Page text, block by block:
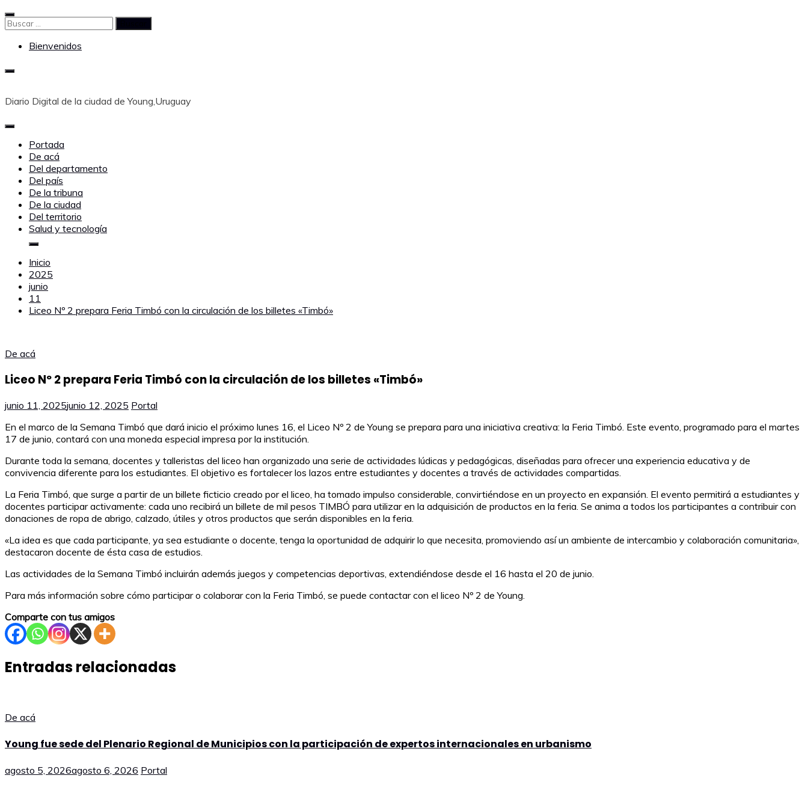
Saltar
al
Buscar:
Bienvenidos
Diario Digital de la ciudad de Young,Uruguay
Portada
De acá
Del departamento
Del país
De la tribuna
De la ciudad
Del territorio
Salud y tecnología
Inicio
2025
junio
11
Liceo Nº 2 prepara Feria Timbó con la circulación de los billetes «Timbó»
De acá
Liceo Nº 2 prepara Feria Timbó con la circulación de los billetes «Timbó»
junio 11, 2025junio 12, 2025 Portal
En el marco de la Semana Timbó que dará inicio el próximo lunes 16, el Liceo Nº 2 de Young se prepara para una iniciativa creativa: la Feria Timbó. Este evento, programado para el martes
17 de junio, contará con una moneda especial impresa por la institución.
Durante toda la semana, docentes y talleristas del liceo han organizado una serie de actividades lúdicas y pedagógicas, diseñadas para ofrecer una experiencia educativa y de
convivencia diferente para los estudiantes. El objetivo es fortalecer los lazos entre estudiantes y docentes a través de actividades compartidas.
La Feria Timbó, que surge a partir de un billete ficticio creado por el liceo, ha tomado impulso considerable, convirtiéndose en un proyecto en expansión. El evento permitirá a estudiantes y
docentes participar activamente: cada uno recibirá un billete de mil pesos TIMBÓ para utilizar en la adquisición de productos en la feria. Se anima a todos los participantes a contribuir con
donaciones de ropa de abrigo, calzado, útiles y otros productos que serán disponibles en la feria.
«La idea es que cada participante, ya sea estudiante o docente, tenga la oportunidad de adquirir lo que necesita, promoviendo así un ambiente de intercambio y colaboración comunitaria»,
destacaron docente de ésta casa de estudios.
Las actividades de la Semana Timbó incluirán además juegos y competencias deportivas, extendiéndose desde el 16 hasta el 20 de junio.
Para más información sobre cómo participar o colaborar con la Feria Timbó, se puede contactar con el liceo Nº 2 de Young.
Comparte con tus amigos
Entradas relacionadas
De acá
Young fue sede del Plenario Regional de Municipios con la participación de expertos internacionales en urbanismo
agosto 5, 2026agosto 6, 2026 Portal